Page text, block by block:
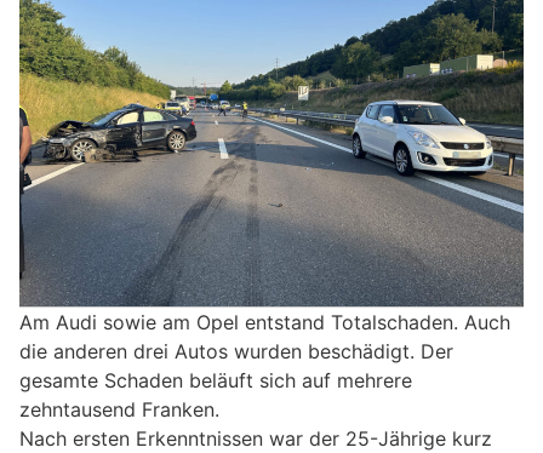
Am Audi sowie am Opel entstand Totalschaden. Auch
die anderen drei Autos wurden beschädigt. Der
gesamte Schaden beläuft sich auf mehrere
zehntausend Franken.
Nach ersten Erkenntnissen war der 25-Jährige kurz